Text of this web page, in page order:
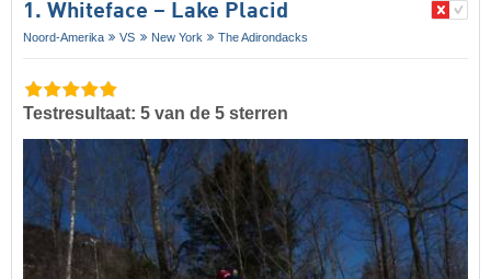
1. Whiteface – Lake Placid
Noord-Amerika VS New York The Adirondacks
Testresultaat: 5 van de 5 sterren